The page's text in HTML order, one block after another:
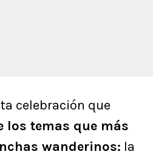
celebración que
los temas que más
wanderinos: la